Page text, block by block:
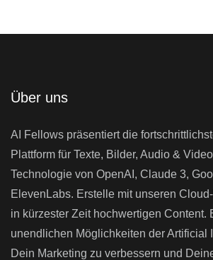
Über uns
AI Fellows präsentiert die
Plattform für Texte, Bilder, Audio &
Technologie von OpenAI, Claude 3,
ElevenLabs. Erstelle mit unseren
in kürzester Zeit hochwertigen Content.
unendlichen Möglichkeiten der Artificial
Dein Marketing zu verbessern und